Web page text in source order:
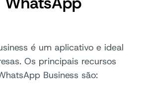
é um aplicativo e ideal
Os principais recursos
Business são: